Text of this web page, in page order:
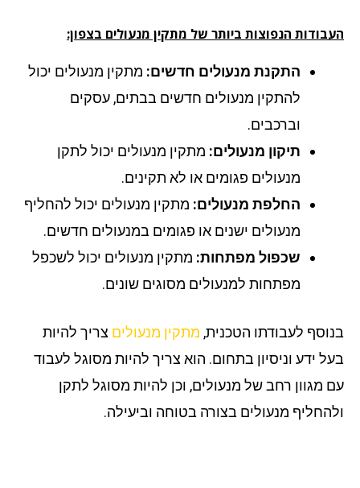
הנפוצות ביותר של מתקין מנעולים בצפון:
התקנת מנעולים חדשים:מתקין מנעולים יכול
להתקין מנעולים חדשים בבתים, עסקים
וברכבים.
תיקון מנעולים:מתקין מנעולים יכול לתקן
מנעולים פגומים או לא תקינים.
החלפת מנעולים:מתקין מנעולים יכול להחליף
מנעולים ישנים או פגומים במנעולים חדשים.
שכפול מפתחות:מתקין מנעולים יכול לשכפל
מפתחות למנעולים מסוגים שונים.
לעבודתו הטכנית,מתקין מנעוליםצריך להיות
ידע וניסיון בתחום. הוא צריך להיות מסוגל לעבוד
מגוון רחב של מנעולים, וכן להיות מסוגל לתקן
מנעולים בצורה בטוחה וביעילה.